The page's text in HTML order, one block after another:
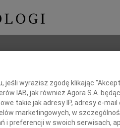
jeśli wyrazisz zgodę klikając
IAB, jak również Agora S.A.
takie jak adresy IP, adresy e-
marketingowych, w
i preferencji w swoich serwisach,